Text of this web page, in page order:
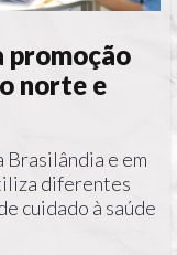
norte e
Brasilândia e em
diferentes
cuidado à saúde